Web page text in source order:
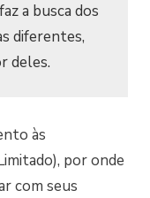
a busca dos
diferentes,
deles.
às
por onde
com seus